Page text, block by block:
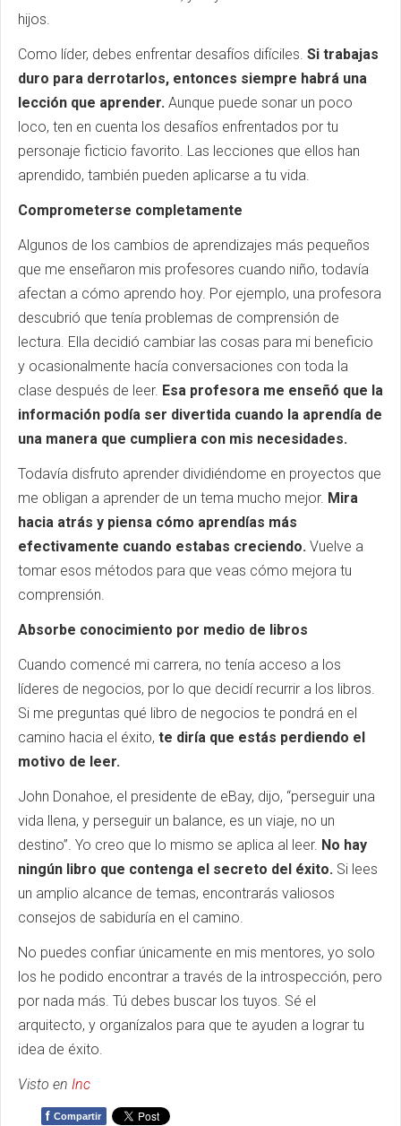
hijos.
Como líder, debes enfrentar desafíos difíciles. Si trabajas
duro para derrotarlos, entonces siempre habrá una
lección que aprender. Aunque puede sonar un poco
loco, ten en cuenta los desafíos enfrentados por tu
personaje ficticio favorito. Las lecciones que ellos han
aprendido, también pueden aplicarse a tu vida.
Comprometerse completamente
Algunos de los cambios de aprendizajes más pequeños
que me enseñaron mis profesores cuando niño, todavía
afectan a cómo aprendo hoy. Por ejemplo, una profesora
descubrió que tenía problemas de comprensión de
lectura. Ella decidió cambiar las cosas para mi beneficio
y ocasionalmente hacía conversaciones con toda la
clase después de leer. Esa profesora me enseñó que la
información podía ser divertida cuando la aprendía de
una manera que cumpliera con mis necesidades.
Todavía disfruto aprender dividiéndome en proyectos que
me obligan a aprender de un tema mucho mejor. Mira
hacia atrás y piensa cómo aprendías más
efectivamente cuando estabas creciendo. Vuelve a
tomar esos métodos para que veas cómo mejora tu
comprensión.
Absorbe conocimiento por medio de libros
Cuando comencé mi carrera, no tenía acceso a los
líderes de negocios, por lo que decidí recurrir a los libros.
Si me preguntas qué libro de negocios te pondrá en el
camino hacia el éxito, te diría que estás perdiendo el
motivo de leer.
John Donahoe, el presidente de eBay, dijo, “perseguir una
vida llena, y perseguir un balance, es un viaje, no un
destino”. Yo creo que lo mismo se aplica al leer. No hay
ningún libro que contenga el secreto del éxito. Si lees
un amplio alcance de temas, encontrarás valiosos
consejos de sabiduría en el camino.
No puedes confiar únicamente en mis mentores, yo solo
los he podido encontrar a través de la introspección, pero
por nada más. Tú debes buscar los tuyos. Sé el
arquitecto, y organízalos para que te ayuden a lograr tu
idea de éxito.
Visto en Inc
f Compartir